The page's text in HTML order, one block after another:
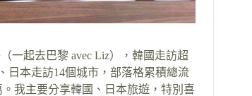
一起去巴黎 avec Liz），韓國走訪超
日本走訪14個城市，部落格累積總流
。我主要分享韓國、日本旅遊，特別喜